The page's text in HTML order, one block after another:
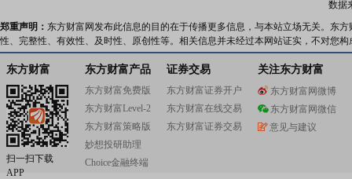
数据
郑重声明： 东方财富网发布此信息的目的在于传播更多信息，与本站立场无关。东
性、完整性、有效性、及时性、原创性等。相关信息并未经过本网站证实，不对您
东方财富
扫一扫下载
APP
东方财富产品
东方财富免费版
东方财富Level-2
东方财富策略版
妙想投研助理
Choice金融终端
证券交易
东方财富证券开户
东方财富在线交易
东方财富证券交易
关注东方财富
东方财富网微博
东方财富网微信
意见与建议